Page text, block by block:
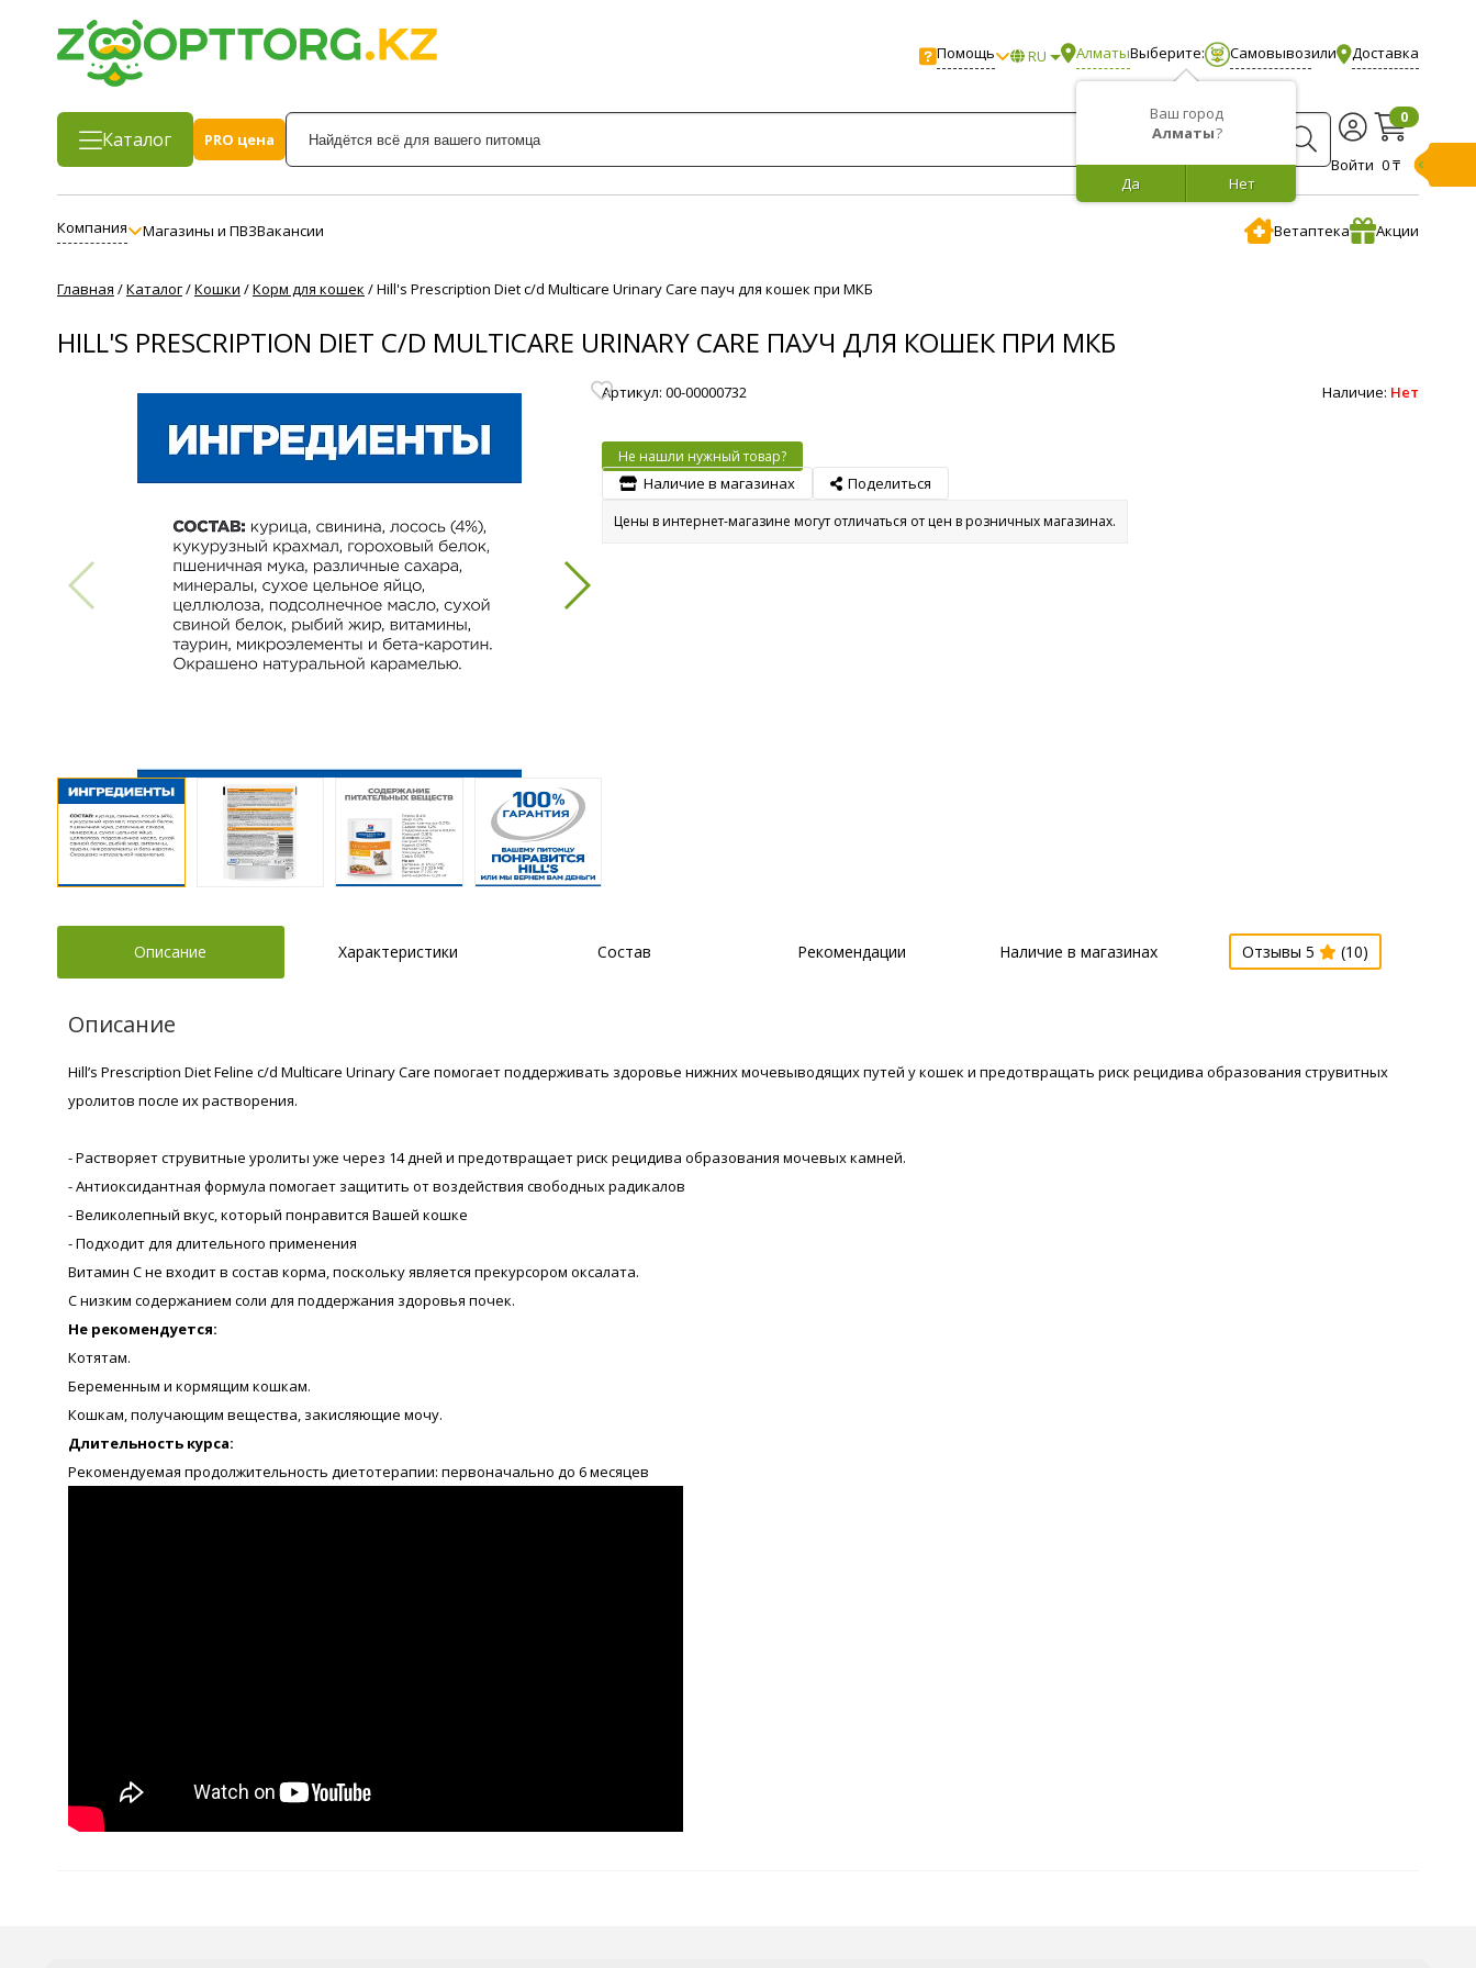
Помощь RU Алматы
Ваш город
Алматы?
Нет
Да
Выберите: Самовывозили Доставка
Каталог
PRO цена
Войти
0
0 ₸
Компания Магазины и ПВЗВакансии Ветаптека Акции
Главная /Каталог/Кошки /Корм для кошек /Hill's Prescription Diet c/d Multicare Urinary Care пауч для кошек при МКБ
HILL'S PRESCRIPTION DIET C/D MULTICARE URINARY CARE ПАУЧ ДЛЯ КОШЕК ПРИ МКБ
Артикул: 00-00000732 Наличие: Нет
Не нашли нужный товар?
Наличие в магазинах Поделиться
Цены в интернет-магазине могут отличаться от цен в розничных магазинах.
Описание Характеристики Состав Рекомендации Наличие в магазинах Отзывы 5 (10)
Описание
Hill’s Prescription Diet Feline c/d Multicare Urinary Care помогает поддерживать здоровье нижних мочевыводящих путей у кошек и предотвращать риск рецидива образования струвитных
уролитов после их растворения.
- Растворяет струвитные уролиты уже через 14 дней и предотвращает риск рецидива образования мочевых камней.
- Антиоксидантная формула помогает защитить от воздействия свободных радикалов
- Великолепный вкус, который понравится Вашей кошке
- Подходит для длительного применения
Витамин С не входит в состав корма, поскольку является прекурсором оксалата.
С низким содержанием соли для поддержания здоровья почек.
Не рекомендуется:
Котятам.
Беременным и кормящим кошкам.
Кошкам, получающим вещества, закисляющие мочу.
Длительность курса:
Рекомендуемая продолжительность диетотерапии: первоначально до 6 месяцев